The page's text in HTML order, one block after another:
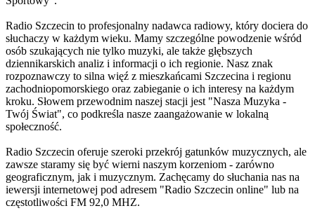
Radio Szczecin to profesjonalny nadawca radiowy, który dociera do
słuchaczy w każdym wieku. Mamy szczególne powodzenie wśród
osób szukających nie tylko muzyki, ale także głębszych
dziennikarskich analiz i informacji o ich regionie. Nasz znak
rozpoznawczy to silna więź z mieszkańcami Szczecina i regionu
zachodniopomorskiego oraz zabieganie o ich interesy na każdym
kroku. Słowem przewodnim naszej stacji jest "Nasza Muzyka -
Twój Świat", co podkreśla nasze zaangażowanie w lokalną
społeczność.
Radio Szczecin oferuje szeroki przekrój gatunków muzycznych, ale
zawsze staramy się być wierni naszym korzeniom - zarówno
geograficznym, jak i muzycznym. Zachęcamy do słuchania nas na
iewersji internetowej pod adresem "Radio Szczecin online" lub na
częstotliwości FM 92,0 MHZ.